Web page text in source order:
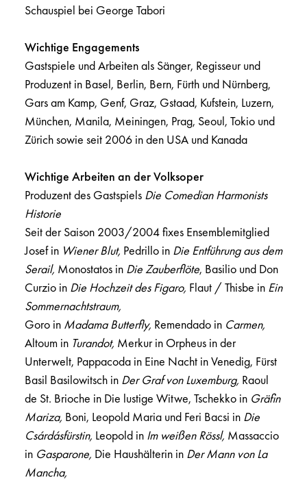
Schauspiel bei George Tabori
Wichtige Engagements
Gastspiele und Arbeiten als Sänger, Regisseur und
Produzent in Basel, Berlin, Bern, Fürth und Nürnberg,
Gars am Kamp, Genf, Graz, Gstaad, Kufstein, Luzern,
München, Manila, Meiningen, Prag, Seoul, Tokio und
Zürich sowie seit 2006 in den USA und Kanada
Wichtige Arbeiten an der Volksoper
Produzent des Gastspiels Die Comedian Harmonists
Historie
Seit der Saison 2003/2004 fixes Ensemblemitglied
Josef in Wiener Blut, Pedrillo in Die Entführung aus dem
Serail, Monostatos in Die Zauberflöte, Basilio und Don
Curzio in Die Hochzeit des Figaro, Flaut / Thisbe in Ein
Sommernachtstraum,
Goro in Madama Butterfly, Remendado in Carmen,
Altoum in Turandot, Merkur in Orpheus in der
Unterwelt, Pappacoda in Eine Nacht in Venedig, Fürst
Basil Basilowitsch in Der Graf von Luxemburg, Raoul
de St. Brioche in Die lustige Witwe, Tschekko in Gräfin
Mariza, Boni, Leopold Maria und Feri Bacsi in Die
Csárdásfürstin, Leopold in Im weißen Rössl, Massaccio
in Gasparone, Die Haushälterin in Der Mann von La
Mancha,